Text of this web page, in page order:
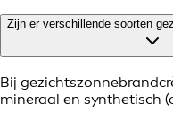
Zijn er verschillende soorten
Bij
mineraal en synthetisch